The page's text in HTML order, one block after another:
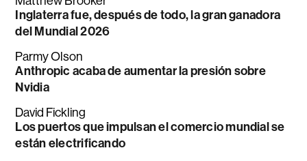
Inglaterra fue, después de todo, la gran ganadora
del Mundial 2026
Parmy Olson
Anthropic acaba de aumentar la presión sobre
Nvidia
David Fickling
Los puertos que impulsan el comercio mundial se
están electrificando